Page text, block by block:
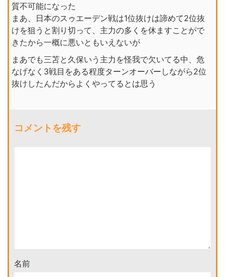
質不可能になった
まあ、日本のスゥエーデン戦は1位抜けは諦めて2位抜
けを狙うと割り切って、主力の多くを休ますことがで
きたから一概に悪いともいえないが
まあでも三苫と久保いう主力を怪我で欠いてる中、危
なげなく3戦目をある程度ターンオーバーしながら2位
抜けしたんだからよくやってるとは思う
コメントを残す
名前